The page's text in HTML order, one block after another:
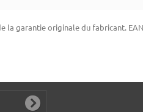
garantie originale du fabricant.